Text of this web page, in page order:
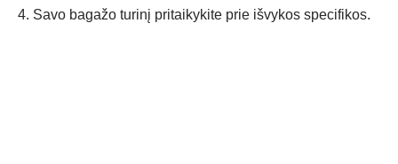
4. Savo bagažo turinį pritaikykite prie išvykos specifikos.